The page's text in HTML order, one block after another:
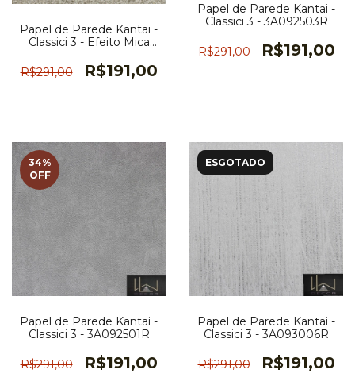
Papel de Parede Kantai -
Classici 3 - Efeito Mica
3A093107R
R$291,00 R$191,00
Papel de Parede Kantai -
Classici 3 - 3A092503R
R$291,00 R$191,00
34%
OFF
Papel de Parede Kantai -
Classici 3 - 3A092501R
R$291,00 R$191,00
ESGOTADO
Papel de Parede Kantai -
Classici 3 - 3A093006R
R$291,00 R$191,00